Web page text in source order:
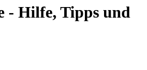
- Hilfe, Tipps und